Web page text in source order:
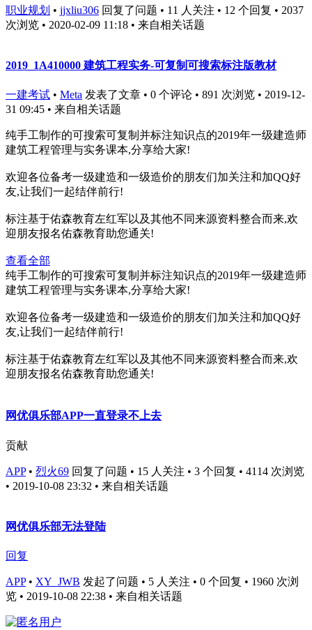
职业规划 • jjxliu306 回复了问题 • 11 人关注 • 12 个回复 • 2037
次浏览 • 2020-02-09 11:18 • 来自相关话题
2019_1A410000 建筑工程实务-可复制可搜索标注版教材
一建考试 • Meta 发表了文章 • 0 个评论 • 891 次浏览 • 2019-12-
31 09:45 • 来自相关话题
纯手工制作的可搜索可复制并标注知识点的2019年一级建造师
建筑工程管理与实务课本,分享给大家!
欢迎各位备考一级建造和一级造价的朋友们加关注和加QQ好
友,让我们一起结伴前行!
标注基于佑森教育左红军以及其他不同来源资料整合而来,欢
迎朋友报名佑森教育助您通关!
查看全部
纯手工制作的可搜索可复制并标注知识点的2019年一级建造师
建筑工程管理与实务课本,分享给大家!
欢迎各位备考一级建造和一级造价的朋友们加关注和加QQ好
友,让我们一起结伴前行!
标注基于佑森教育左红军以及其他不同来源资料整合而来,欢
迎朋友报名佑森教育助您通关!
网优俱乐部APP一直登录不上去
贡献
APP• 烈火69 回复了问题 • 15 人关注 • 3 个回复 • 4114 次浏览
• 2019-10-08 23:32 • 来自相关话题
网优俱乐部无法登陆
回复
APP• XY_JWB 发起了问题 • 5 人关注 • 0 个回复 • 1960 次浏
览 • 2019-10-08 22:38 • 来自相关话题